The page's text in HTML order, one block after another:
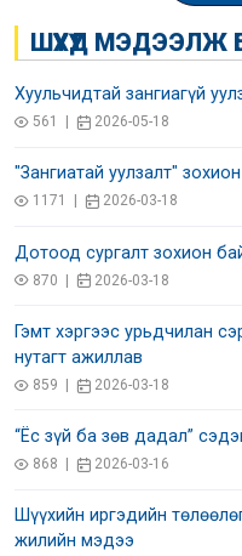
ШҮҮХҮҮД
Хуульчидтай зангиагүй
561 | 2026-05-18
"Зангиатай уулзалт"
1171 | 2026-03-18
Дотоод сургалт зохион
870 | 2026-03-18
Гэмт хэргээс урьдчилан
нутагт ажиллав
859 | 2026-03-18
“Ёс зүй ба зөв дадал”
868 | 2026-03-16
Шүүхийн иргэдийн
жилийн мэдээ